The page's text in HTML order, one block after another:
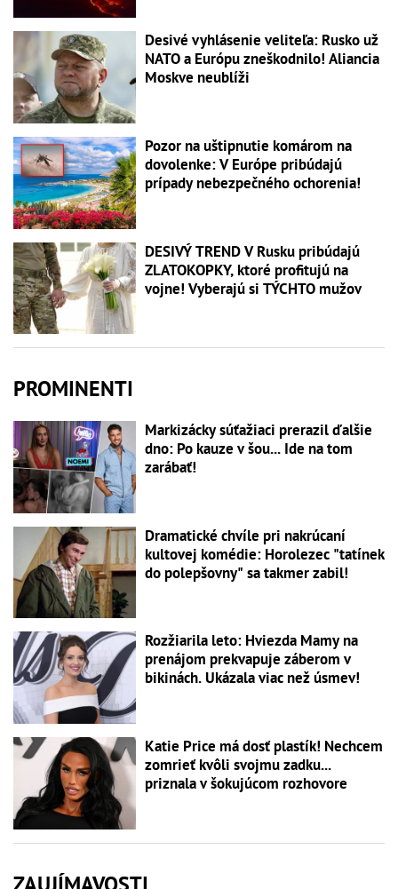
Desivé vyhlásenie veliteľa: Rusko už
NATO a Európu zneškodnilo! Aliancia
Moskve neublíži
Pozor na uštipnutie komárom na
dovolenke: V Európe pribúdajú
prípady nebezpečného ochorenia!
DESIVÝ TREND V Rusku pribúdajú
ZLATOKOPKY, ktoré profitujú na
vojne! Vyberajú si TÝCHTO mužov
PROMINENTI
Markizácky súťažiaci prerazil ďalšie
dno: Po kauze v šou... Ide na tom
zarábať!
Dramatické chvíle pri nakrúcaní
kultovej komédie: Horolezec "tatínek
do polepšovny" sa takmer zabil!
Rozžiarila leto: Hviezda Mamy na
prenájom prekvapuje záberom v
bikinách. Ukázala viac než úsmev!
Katie Price má dosť plastík! Nechcem
zomrieť kvôli svojmu zadku...
priznala v šokujúcom rozhovore